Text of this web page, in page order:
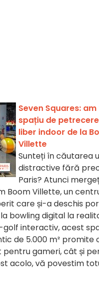
Seven Squares:
spațiu de
liber indoor de la
Villette
Sunteți în căutarea
distractive fără
Paris? Atunci
Boom Villette, un
care și-a deschis
bowling digital la
golf interactiv, acest
de 5.000 m² promite
gameri, cât și
acolo, vă povestim